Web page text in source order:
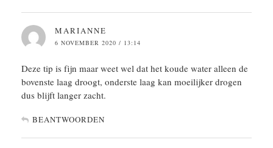
MARIANNE
6 NOVEMBER 2020 / 13:14
Deze tip is fijn maar weet wel dat het koude water alleen de
bovenste laag droogt, onderste laag kan moeilijker drogen
dus blijft langer zacht.
BEANTWOORDEN